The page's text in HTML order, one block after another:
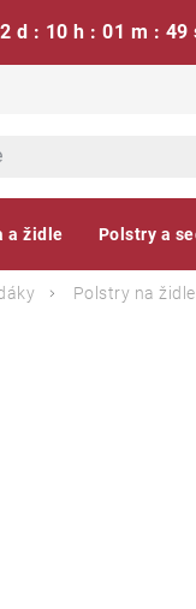
d : 10 h : 01 m : 48
a židle Polstry a
Polstry na